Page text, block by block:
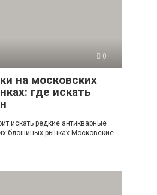
0
на московских
где искать
искать редкие антикварные
блошиных рынках Московские